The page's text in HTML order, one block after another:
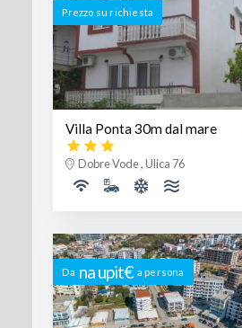
Prezzo su richiesta
Villa Ponta 30m dal mare
Dobre Vode , Ulica 76
Da na upit€ a persona